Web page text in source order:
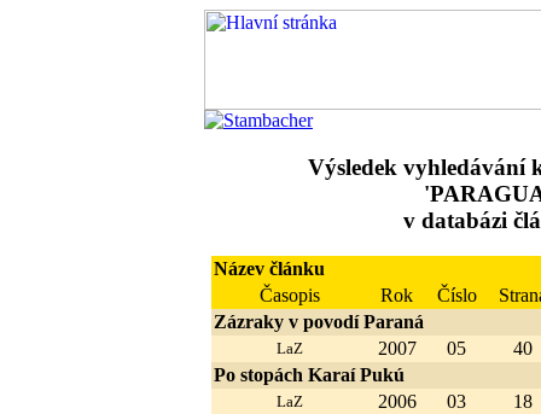
Výsledek vyhledávání
v databázi
Název článku
Časopis
Rok Číslo
Zázraky v povodí Paraná
LaZ 2007 05
40
Po stopách Karaí Pukú
LaZ 2006 03
18